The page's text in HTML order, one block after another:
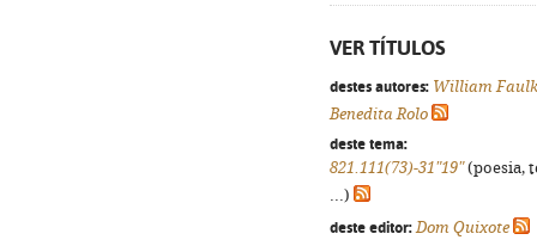
VER TÍTULOS
destes autores: William
Benedita Rolo
deste tema:
821.111(73)-31"19"(poesia,
...)
deste editor: Dom Quixote